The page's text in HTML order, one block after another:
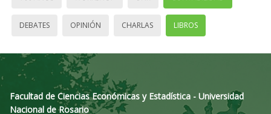
DEBATES OPINIÓN CHARLAS LIBROS
Facultad de Ciencias Económicas y Estadística - Universidad
Nacional de Rosario